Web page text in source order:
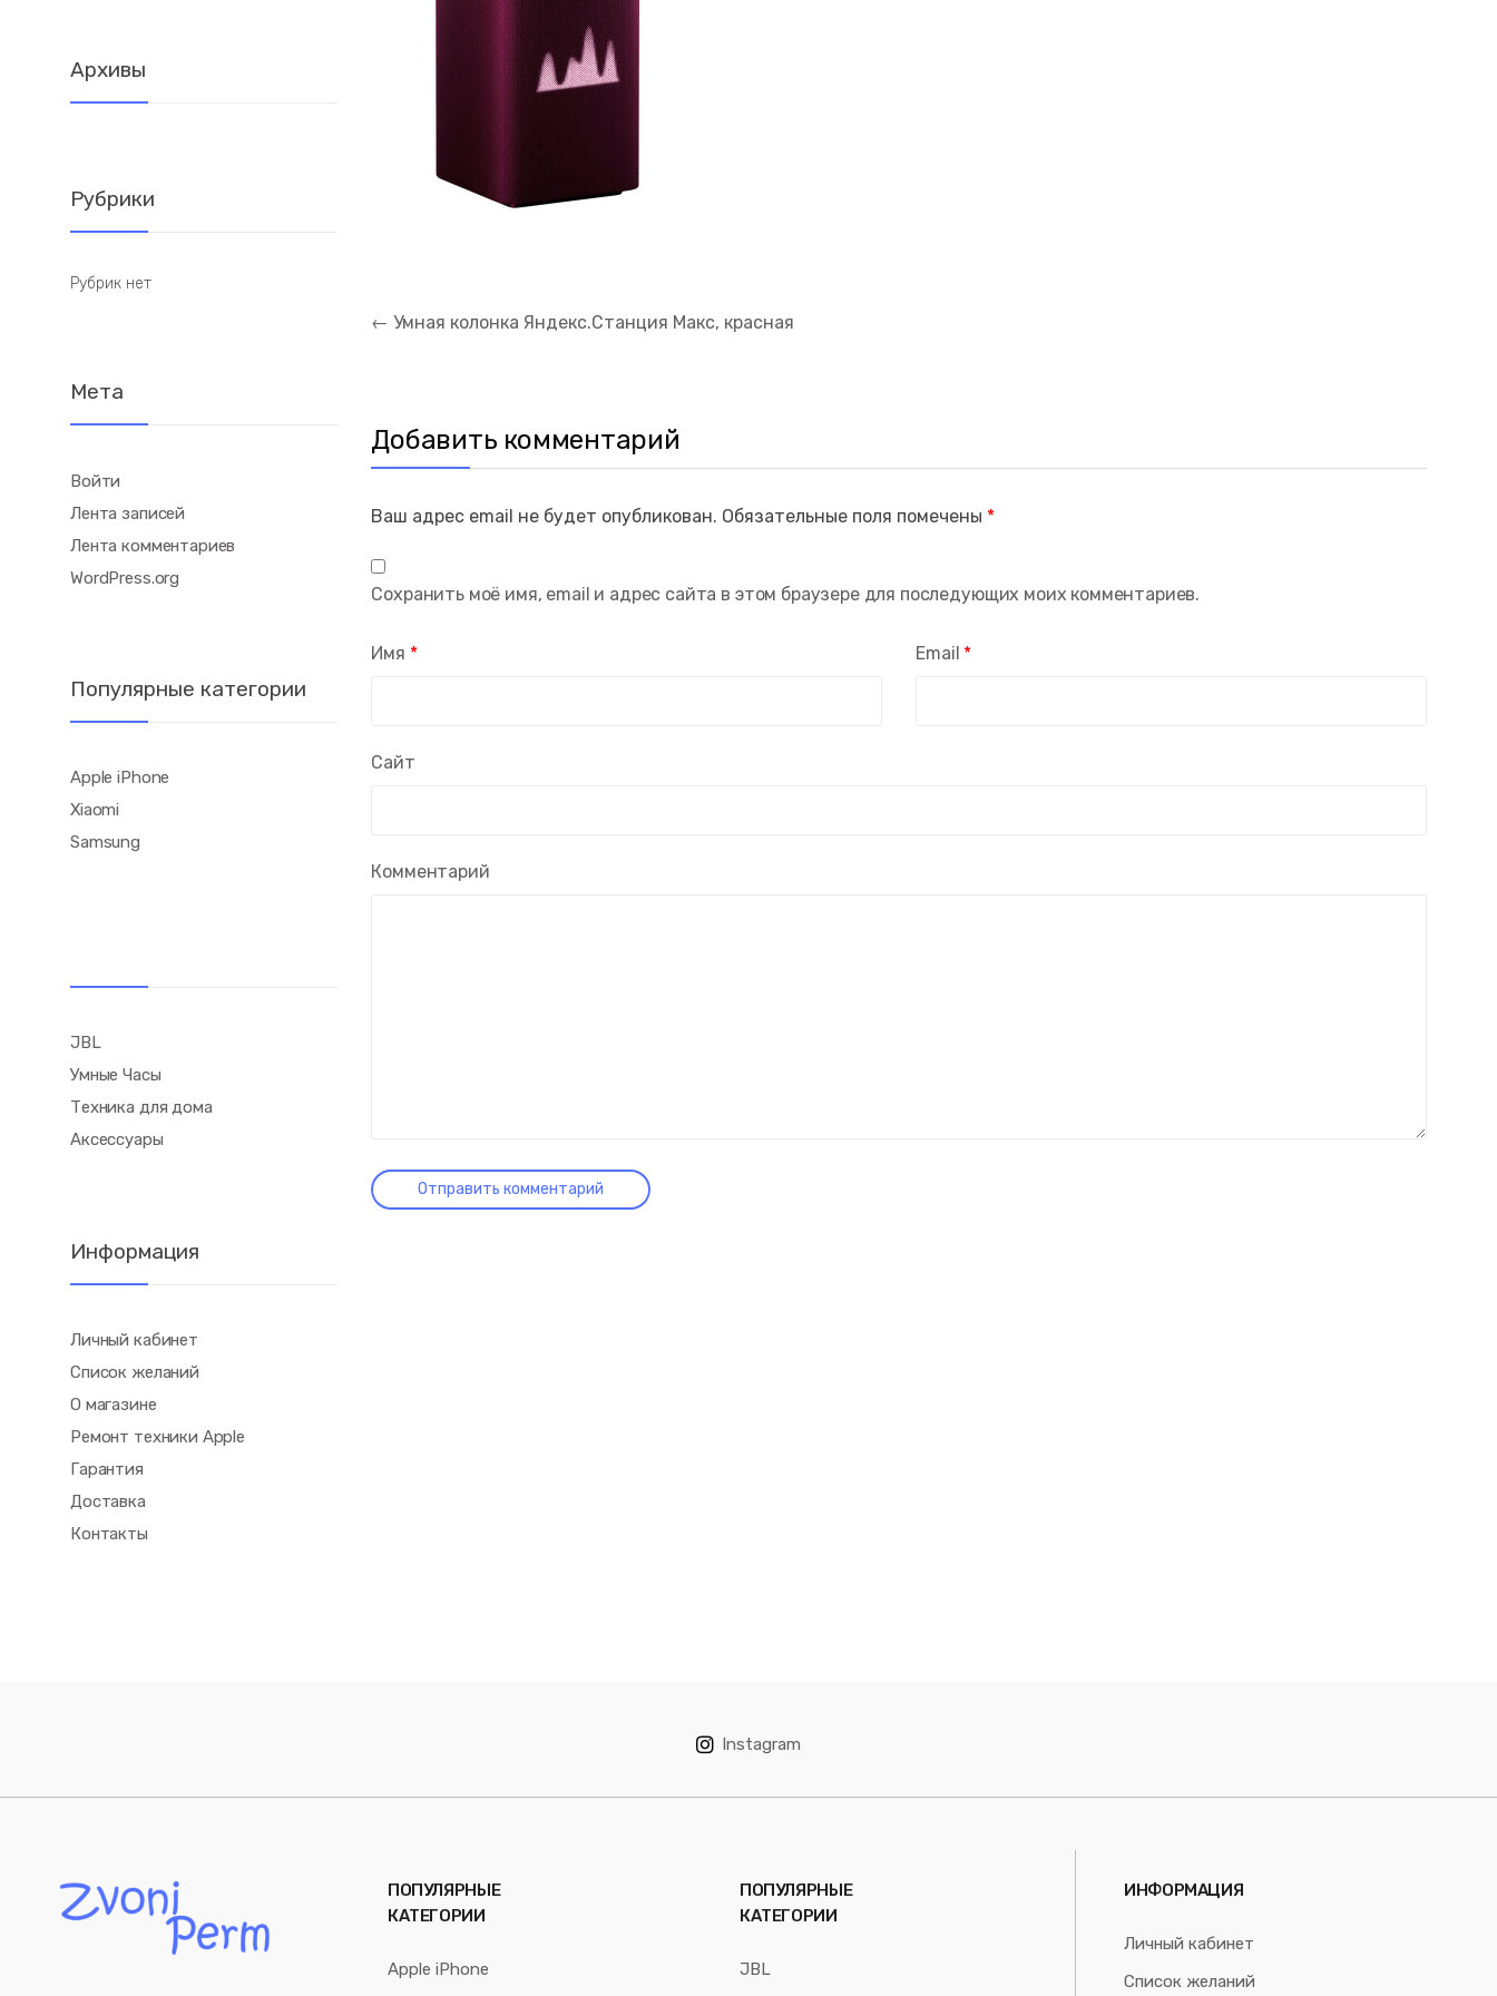
Навигация
← Умная колонка Яндекс.Станция Макс, красная
Добавить комментарий
Ваш адрес email не будет опубликован. Обязательные поля помечены *
Комментарий
Имя * Email *
Сайт
Сохранить моё имя, email и адрес сайта в этом браузере для последующих моих комментариев.
Архивы
Рубрики
Рубрик нет
Мета
Войти
Лента записей
Лента комментариев
WordPress.org
Популярные категории
Apple iPhone
Xiaomi
Samsung
JBL
Умные Часы
Техника для дома
Аксессуары
Информация
Личный кабинет
Список желаний
О магазине
Ремонт техники Apple
Гарантия
Доставка
Контакты
Instagram
ПОПУЛЯРНЫЕ
КАТЕГОРИИ
Apple iPhone
ПОПУЛЯРНЫЕ
КАТЕГОРИИ
JBL
ИНФОРМАЦИЯ
Личный кабинет
Список желаний